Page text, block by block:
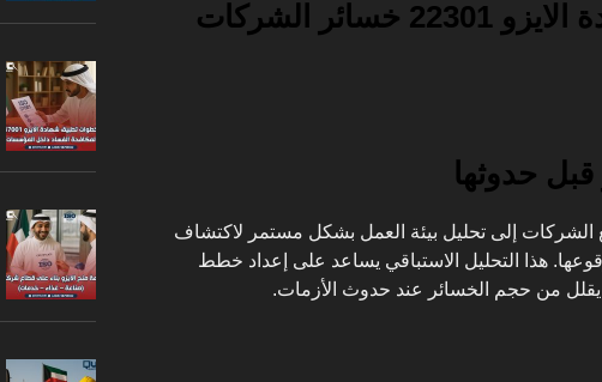
كيف تقلل شهادة الايزو 22301 خسائر الشركات
قبل حدوثها
الشركات إلى تحليل بيئة العمل بشكل مستمر لاكتشاف
هذا التحليل الاستباقي يساعد على إعداد خطط
يقلل من حجم الخسائر عند حدوث الأزمات.